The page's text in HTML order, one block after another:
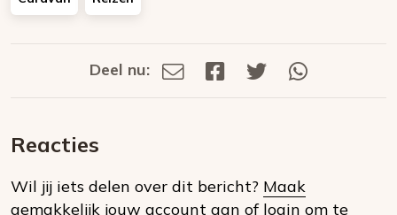
Deel
social
Deel nu:
Deel
Deel
Deel
Reacties
Wil jij iets delen over dit bericht? Maak
gemakkelijk jouw account aan of login om te